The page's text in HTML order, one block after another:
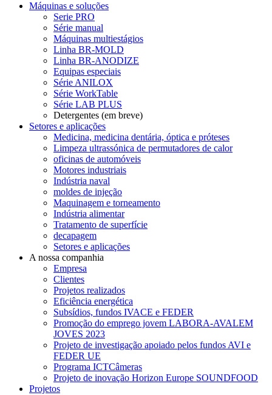
Máquinas e soluções
Serie PRO
Série manual
Máquinas multiestágios
Linha BR-MOLD
Linha BR-ANODIZE
Equipas especiais
Série ANILOX
Série WorkTable
Série LAB PLUS
Detergentes (em breve)
Setores e aplicações
Medicina, medicina dentária, óptica e próteses
Limpeza ultrassónica de permutadores de calor
oficinas de automóveis
Motores industriais
Indústria naval
moldes de injeção
Maquinagem e torneamento
Indústria alimentar
Tratamento de superfície
decapagem
Setores e aplicações
A nossa companhia
Empresa
Clientes
Projetos realizados
Eficiência energética
Subsídios, fundos IVACE e FEDER
Promoção do emprego jovem LABORA-AVALEM
JOVES 2023
Projeto de investigação apoiado pelos fundos AVI e
FEDER UE
Programa ICTCâmeras
Projeto de inovação Horizon Europe SOUNDFOOD
Projetos